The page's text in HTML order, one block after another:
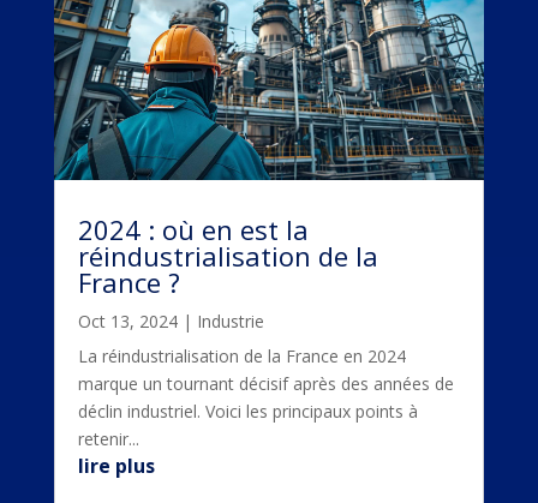
2024 : où en est la
réindustrialisation de la
France ?
Oct 13, 2024| Industrie
La réindustrialisation de la France en 2024
marque un tournant décisif après des années de
déclin industriel. Voici les principaux points à
retenir...
lire plus